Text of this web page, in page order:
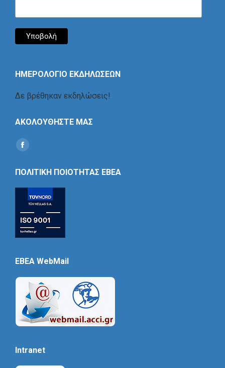
ΗΜΕΡΟΛΟΓΙΟ ΕΚΔΗΛΩΣΕΩΝ
Δε βρέθηκαν εκδηλώσεις!
ΑΚΟΛΟΥΘΗΣΤΕ ΜΑΣ
Find us on:
Social
ΠΟΛΙΤΙΚΗ ΠΟΙΟΤΗΤΑΣ ΕΒΕΑ
EBEA WebMail
Intranet